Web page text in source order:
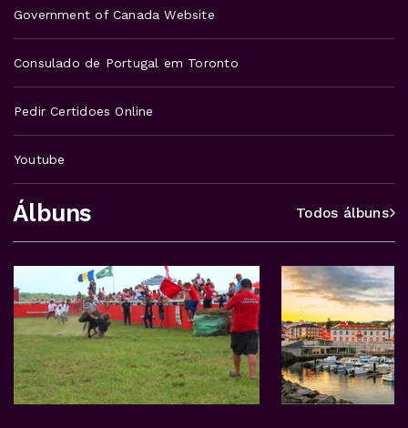
Government of Canada Website
Consulado de Portugal em Toronto
Pedir Certidoes Online
Youtube
Álbuns Todos álbuns